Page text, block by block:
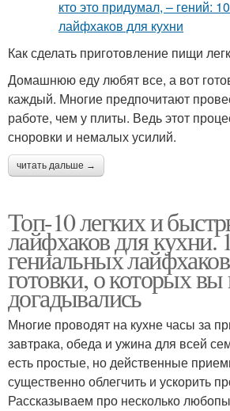
Как сделать приготовление пищи
Домашнюю еду любят все, а вот
каждый. Многие предпочитают
работе, чем у плиты. Ведь этот
сноровки и немалых усилий.
читать дальше →
Топ-10 легких и
лайфхаков для кухни.
гениальных
готовки, о которых вы
догадывались
Многие проводят на кухне часы за
завтрака, обеда и ужина для всей
есть простые, но действенные
существенно облегчить и ускорить
Рассказываем про несколько